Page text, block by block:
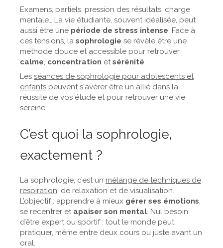
Examens, partiels, pression des résultats, charge
mentale… La vie étudiante, souvent idéalisée, peut
aussi être une période de stress intense. Face à
ces tensions, la sophrologie se révèle être une
méthode douce et accessible pour retrouver
calme, concentration etsérénité.
Les séances de sophrologie pour adolescents et
enfants peuvent s'avérer être un allié dans la
réussite de vos étude et pour retrouver une vie
sereine.
C’est quoi la sophrologie,
exactement ?
La sophrologie, c’est un mélange de techniques de
respiration, de relaxation et de visualisation.
L’objectif : apprendre à mieux gérer ses émotions,
se recentrer et apaiser son mental. Nul besoin
d’être expert ou sportif : tout le monde peut
pratiquer, même entre deux cours ou juste avant un
oral.